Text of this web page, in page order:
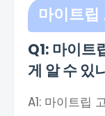
마이트립
Q1: 마이트
게 알 수 있
A1: 마이트립